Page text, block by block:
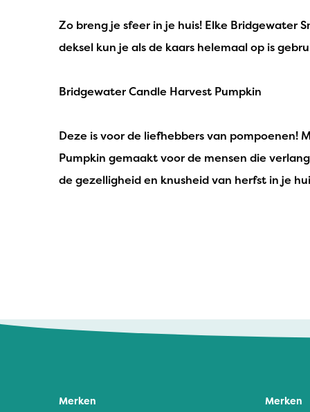
Nesti Dante
Countryfield Led Kaarsen
Bolsius
Scentmoods
Joeff Muuss
Zo breng je sfeer in je huis! Elke Bridgewater
deksel kun je als de kaars helemaal op is
Bridgewater Candle Harvest Pumpkin
Deze is voor de liefhebbers van pompoenen!
Pumpkin gemaakt voor de mensen die
de gezelligheid en knusheid van herfst in je
Merken
Merken